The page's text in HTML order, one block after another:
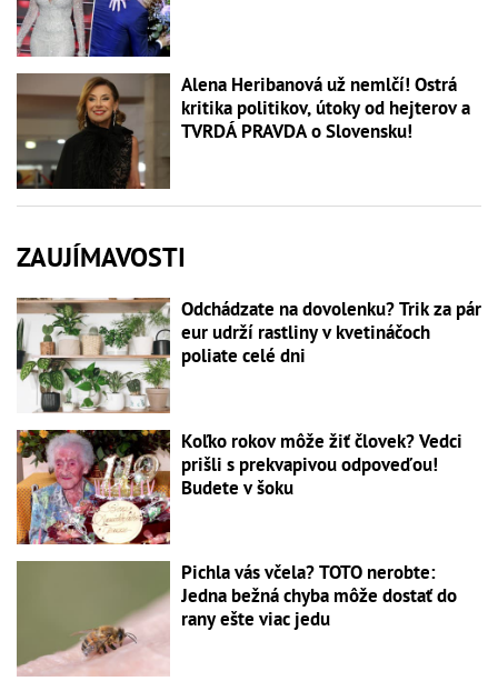
Alena Heribanová už nemlčí! Ostrá
kritika politikov, útoky od hejterov a
TVRDÁ PRAVDA o Slovensku!
ZAUJÍMAVOSTI
Odchádzate na dovolenku? Trik za pár
eur udrží rastliny v kvetináčoch
poliate celé dni
Koľko rokov môže žiť človek? Vedci
prišli s prekvapivou odpoveďou!
Budete v šoku
Pichla vás včela? TOTO nerobte:
Jedna bežná chyba môže dostať do
rany ešte viac jedu